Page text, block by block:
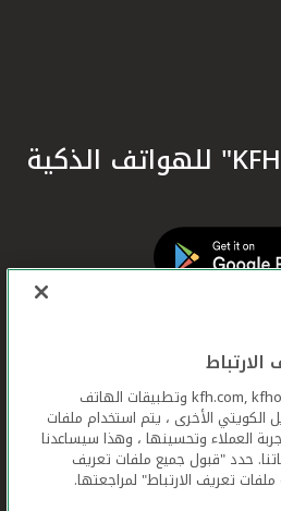
عندما تستخدم ,kfh.com, kfhonline.com وتطبيقات الهاتف
الكويتي الأخرى ، يتم استخدام ملفات
العملاء وتحسينها ، وهذا سيساعدنا
حدد "قبول جميع ملفات تعريف
ملفات تعريف الارتباط" لمراجعتها.